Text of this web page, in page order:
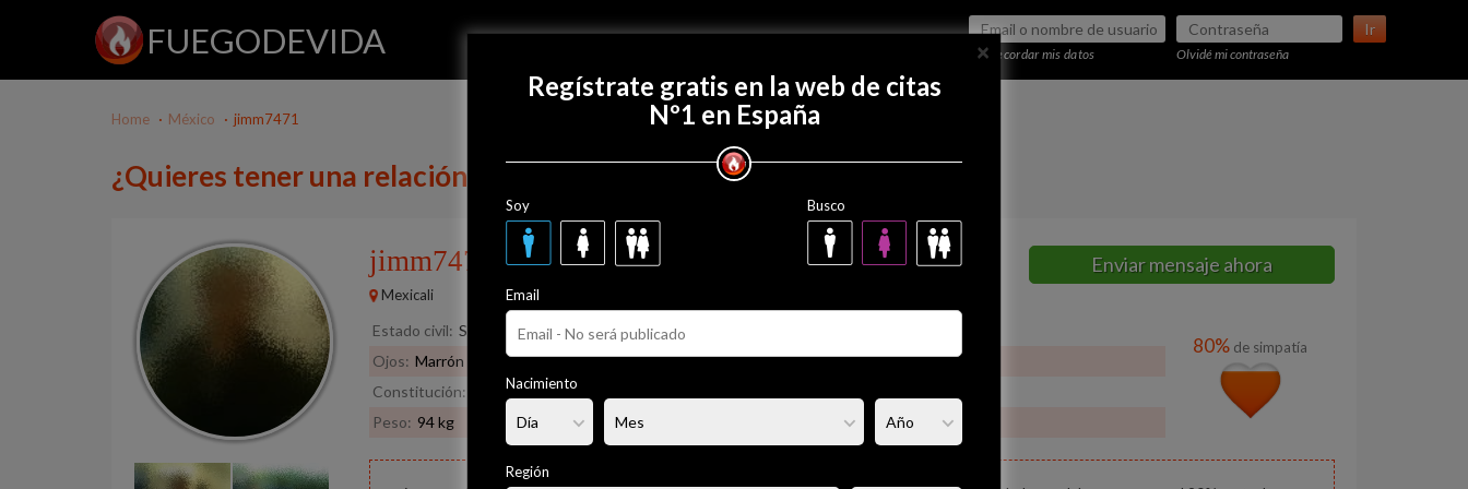
FUEGODEVIDA Ir
Recordar mis datos Olvidé mi contraseña
Regístrate gratis
Home México jimm7471
¿Quieres tener una relación con jimm7471?
jimm7471
54 años
Mexicali
Enviar mensaje ahora
Estado civil: Soltero
Ojos: Marrón Pelo: Castaño
Constitución:
Normal
Peso: 94 kg
80% de simpatía
×
Regístrate gratis en la web de citas
Nº1 en España
Soy Busco
Email
Nacimiento
Región